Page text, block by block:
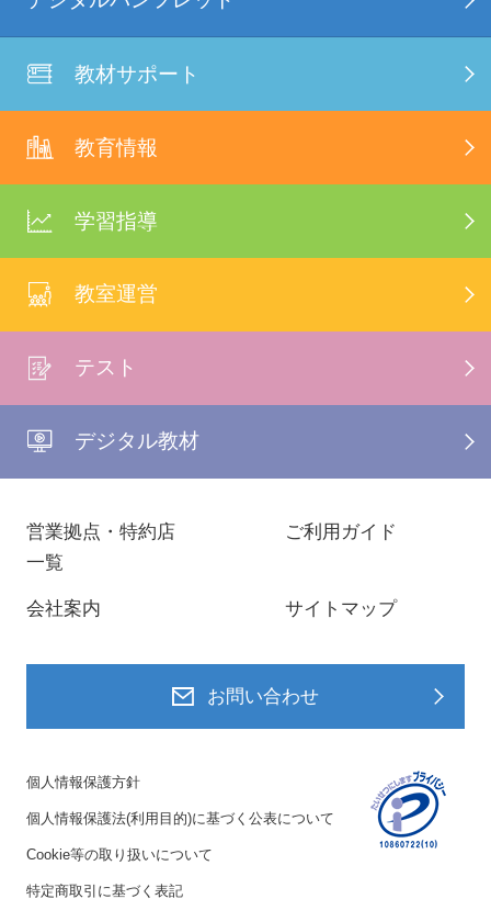
教材サポート
教育情報
学習指導
教室運営
テスト
デジタル教材
営業拠点・特約店
一覧
ご利用ガイド
会社案内 サイトマップ
お問い合わせ
個人情報保護方針
個人情報保護法(利用目的)に基づく公表について
Cookie等の取り扱いについて
特定商取引に基づく表記